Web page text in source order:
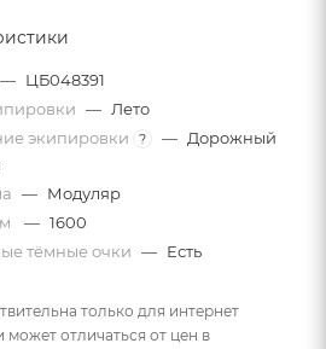
— ЦБ048391
— Лето
экипировки
? — Дорожный
— Модуляр
— 1600
тёмные очки — Есть
только для интернет
может отличаться от цен в